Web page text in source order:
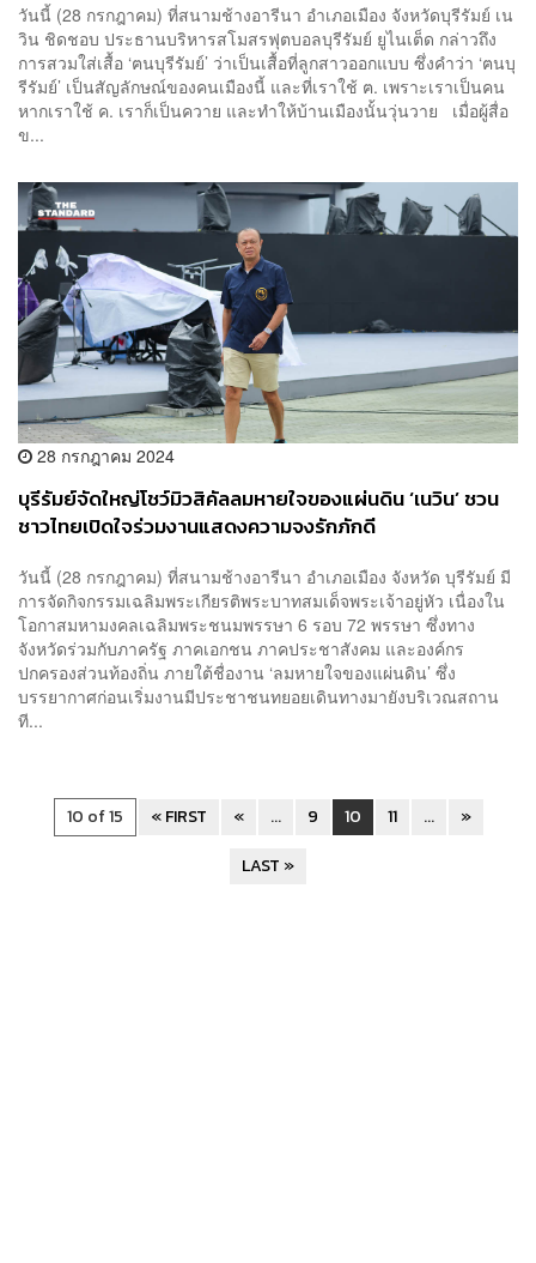
วันนี้ (28 กรกฎาคม) ที่สนามช้างอารีนา อำเภอเมือง จังหวัดบุรีรัมย์ เน
วิน ชิดชอบ ประธานบริหารสโมสรฟุตบอลบุรีรัมย์ ยูไนเต็ด กล่าวถึง
การสวมใส่เสื้อ ‘ฅนบุรีรัมย์’ ว่าเป็นเสื้อที่ลูกสาวออกแบบ ซึ่งคำว่า ‘ฅนบุ
รีรัมย์’ เป็นสัญลักษณ์ของคนเมืองนี้ และที่เราใช้ ฅ. เพราะเราเป็นคน
หากเราใช้ ค. เราก็เป็นควาย และทำให้บ้านเมืองนั้นวุ่นวาย เมื่อผู้สื่อ
ข...
28 กรกฎาคม 2024
บุรีรัมย์จัดใหญ่โชว์มิวสิคัลลมหายใจของแผ่นดิน ‘เนวิน’ ชวน
ชาวไทยเปิดใจร่วมงานแสดงความจงรักภักดี
วันนี้ (28 กรกฎาคม) ที่สนามช้างอารีนา อำเภอเมือง จังหวัด บุรีรัมย์ มี
การจัดกิจกรรมเฉลิมพระเกียรติพระบาทสมเด็จพระเจ้าอยู่หัว เนื่องใน
โอกาสมหามงคลเฉลิมพระชนมพรรษา 6 รอบ 72 พรรษา ซึ่งทาง
จังหวัดร่วมกับภาครัฐ ภาคเอกชน ภาคประชาสังคม และองค์กร
ปกครองส่วนท้องถิ่น ภายใต้ชื่องาน ‘ลมหายใจของแผ่นดิน’ ซึ่ง
บรรยากาศก่อนเริ่มงานมีประชาชนทยอยเดินทางมายังบริเวณสถาน
ที...
10 of 15 « FIRST « ... 9 10 11 ...
»
LAST »